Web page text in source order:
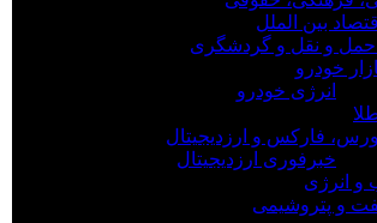
اقتصاد بین الملل
حمل و نقل و گردشگری
خودرو
انرژی خودرو
فارکس و ارزدیجیتال
خبرفوری ارزدیجیتال
و انرژی
و پتروشیمی
فرهنگی، حقوقی
بین الملل
حمل و نقل و گردشگری
بازار خودرو
بورس، فارکس و ارزدیجیتال
خبرفوری ارزدیجیتال
و انرژی